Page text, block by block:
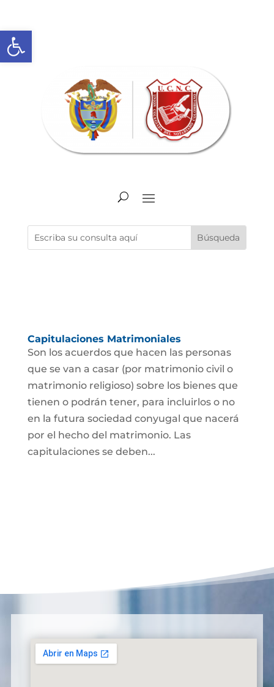
Abrir barra de herramientas
Capitulaciones Matrimoniales
Son los acuerdos que hacen las personas
que se van a casar (por matrimonio civil o
matrimonio religioso) sobre los bienes que
tienen o podrán tener, para incluirlos o no
en la futura sociedad conyugal que nacerá
por el hecho del matrimonio. Las
capitulaciones se deben...